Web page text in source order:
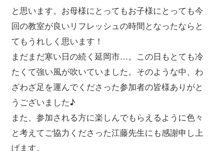
と思います。お母様にとってもお子様にとっても今
回の教室が良いリフレッシュの時間となったならと
てもうれしく思います！
まだまだ寒い日の続く延岡市…。この日もとても冷
たくて強い風が吹いていました。そのような中、わ
ざわざ足を運んでくださった参加者の皆様ありがと
うございました♪
また、参加される方に楽しんでもらえるように色々
と考えてご協力くださった江藤先生にも感謝申し上
げます。